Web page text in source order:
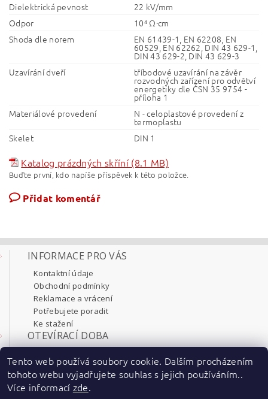
Dielektrická pevnost
22 kV/mm
Odpor
10⁴ Ω·cm
Shoda dle norem
EN 61439-1, EN 62208, EN
60529, EN 62262, DIN 43 629-1,
DIN 43 629-2, DIN 43 629-3
Uzavírání dveří
tříbodové uzavírání na závěr
rozvodných zařízení pro odvětví
energetiky dle ČSN 35 9754 -
příloha 1
Materiálové provedení
N - celoplastové provedení z
termoplastu
Skelet
DIN 1
Katalog prázdných skříní (8.1 MB)
Buďte první, kdo napíše příspěvek k této položce.
Přidat komentář
INFORMACE PRO VÁS
Kontaktní údaje
Obchodní podmínky
Reklamace a vrácení
Potřebujete poradit
Ke stažení
OTEVÍRACÍ DOBA
Úterý 8:00 - 17:30
Středa 8:00 - 17:30
Čtvrtek 8:00 - 17:30
Tento web používá soubory cookie. Dalším procházením
tohoto webu vyjadřujete souhlas s jejich používáním..
Více informací zde.